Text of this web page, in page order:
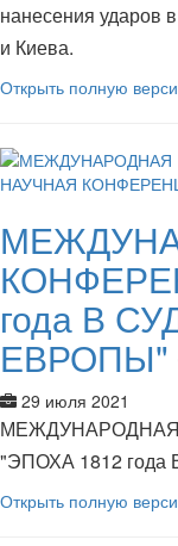
нанесения ударов
и Киева.
Открыть полную
года В
ЕВРОПЫ"
29 июля 2021
"ЭПОХА 1812
Открыть полную